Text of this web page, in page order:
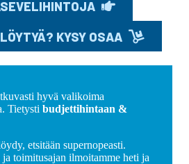
hyvä valikoima
Tietysti budjettihintaan &
etsitään supernopeasti.
ja toimitusajan ilmoitamme heti ja
KYSY OSAA